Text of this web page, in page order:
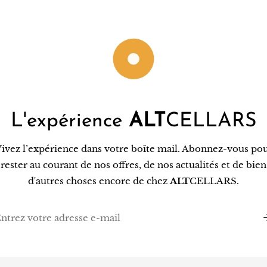
L'expérience ALT CELLARS
l’expérience dans votre boîte mail. Abonnez-vous
rester au courant de nos offres, de nos actualités et de bien
d'autres choses encore de chezALTCELLARS.